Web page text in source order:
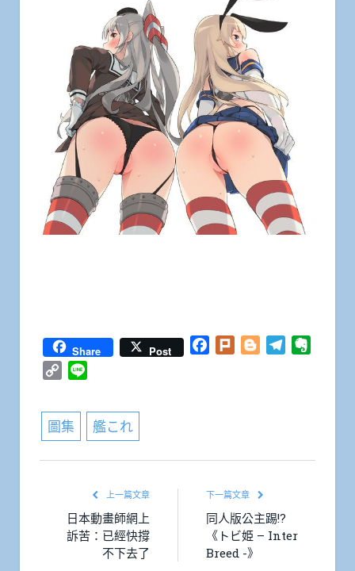
Share Post Facebook
Plurk BloggerTelegram
Copy
圖集 艦これ
上一篇文章
日本動畫師網上
訴苦：已經快撐
不下去了
下一篇文章
同人版公主踢!?
《トビ姫 – Inter
Breed -》